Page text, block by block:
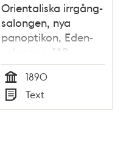
Orientaliska irrgång-
salongen, nya
panoptikon, Eden-
salongen. 18B
Hamngatan 18B 1 Tr.
upp Stockholm
Tid
1890
Typ
Text